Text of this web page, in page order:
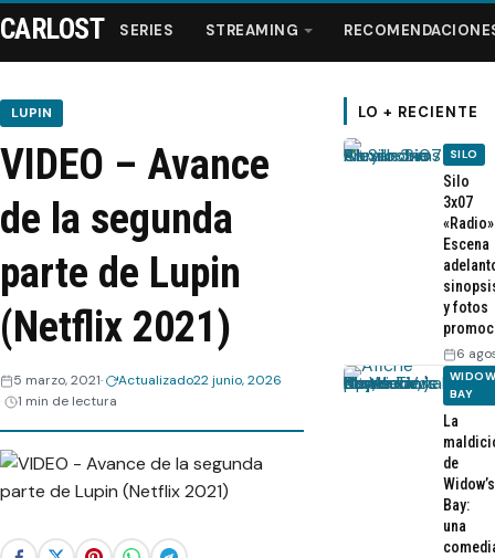
Series
Streaming
Recomendaciones
Webisodios
CARLOST SERIES STREAMING
LUPIN
VIDEO – Avance
de la segunda
parte de Lupin
(Netflix 2021)
5 marzo, 2021 Actualizado22 junio, 2026
1 min de lectura
LO + RECIENTE
SILO
Silo
3x07
Escena
y fotos
6
BAY
La
de
Widow’s
Bay:
una